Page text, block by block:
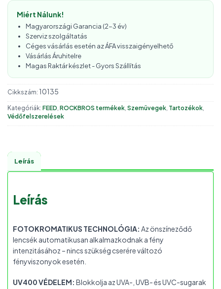
Miért Nálunk!
Magyarországi Garancia (2-3 év)
Szerviz szolgáltatás
Céges vásárlás esetén az ÁFA visszaigényelhető
Vásárlás Áruhitelre
Magas Raktár készlet - Gyors Szállítás
Cikkszám: 10135
Kategóriák: FEED, ROCKBROS termékek, Szemüvegek, Tartozékok,
Védőfelszerelések
Leírás
Leírás
FOTOKROMATIKUS TECHNOLÓGIA: Az önszíneződő
lencsék automatikusan alkalmazkodnak a fény
intenzitásához – nincs szükség cserére változó
fényviszonyok esetén.
UV400 VÉDELEM: Blokkolja az UVA-, UVB- és UVC-sugarak